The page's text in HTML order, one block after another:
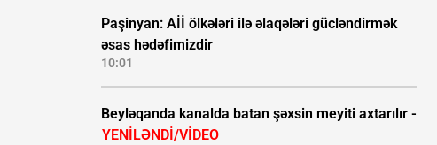
Paşinyan: Aİİ ölkələri ilə əlaqələri gücləndirmək
əsas hədəfimizdir
10:01
Beyləqanda kanalda batan şəxsin meyiti axtarılır -
YENİLƏNDİ/VİDEO